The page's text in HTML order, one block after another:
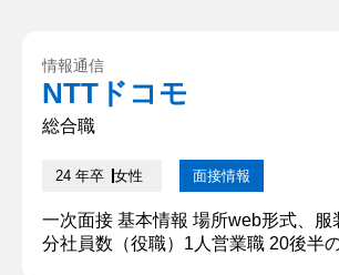
のA＋を目指したことです。私はチー
ため、グループ発表で成績が決まる
しました。そし...
情報通信
NTTドコモ
総合職
24 年卒 女性 面接情報
一次面接 基本情報 場所web形式、服
分社員数（役職）1人営業職 20後半